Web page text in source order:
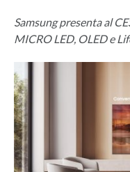
Samsung presenta al
MICRO LED, OLED e